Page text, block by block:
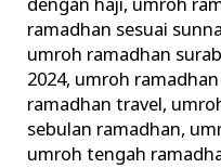
dengan haji, umroh
ramadhan sesuai
umroh ramadhan
2024, umroh
ramadhan travel,
sebulan ramadhan,
umroh tengah